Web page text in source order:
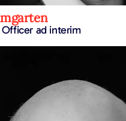
ad interim